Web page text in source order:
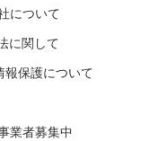
について
に関して
報保護について
業者募集中